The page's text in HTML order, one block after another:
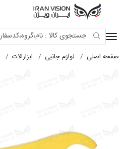
صفحه اصلی لوازم جانبی ابزارالات